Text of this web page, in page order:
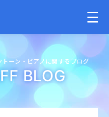
トーン・ ピアノに関するブログ
BLOG